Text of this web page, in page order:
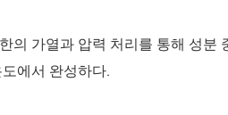
의 가열과 압력 처리를 통해 성분
에서 완성하다.